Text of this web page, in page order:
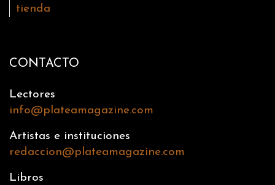
tienda
CONTACTO
Lectores
info@plateamagazine.com
Artistas e instituciones
redaccion@plateamagazine.com
Libros